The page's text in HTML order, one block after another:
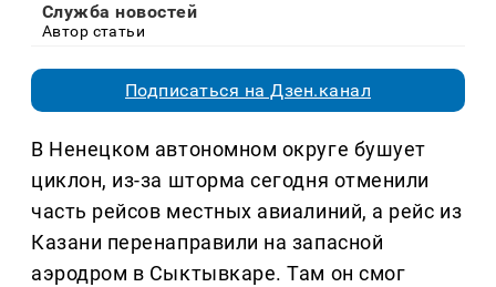
Служба новостей
Автор статьи
Подписаться на Дзен.канал
В Ненецком автономном округе бушует
циклон, из-за шторма сегодня отменили
часть рейсов местных авиалиний, а рейс из
Казани перенаправили на запасной
аэродром в Сыктывкаре. Там он смог